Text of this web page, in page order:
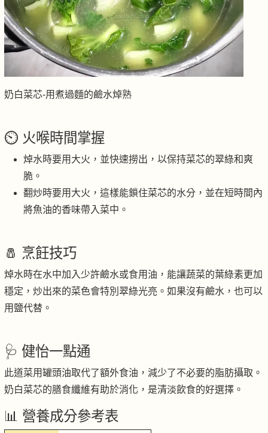
奶白菜芯-用煮過麵的鹼水焯熟
⏲️ 火喉時間掌握
焯水時要用大火，並快速撈出，以保持菜芯的翠綠和爽
脆。
翻炒時要用大火，這樣能鎖住菜芯的水分，並在短時間內
將魚油的香味帶入菜中。
🧂 烹飪技巧
焯水時在水中加入少許鹼水或食用油，能讓蔬菜的葉綠素更加
穩定，炒出來的菜色會特別翠綠光亮。如果沒有鹼水，也可以
用鹽代替。
🩺 健怡一點通
此道菜用罐頭油取代了額外食油，減少了不必要的脂肪攝取。
奶白菜芯的膳食纖維有助於消化，是清淡飲食的好選擇。
📊 營養成分參考表